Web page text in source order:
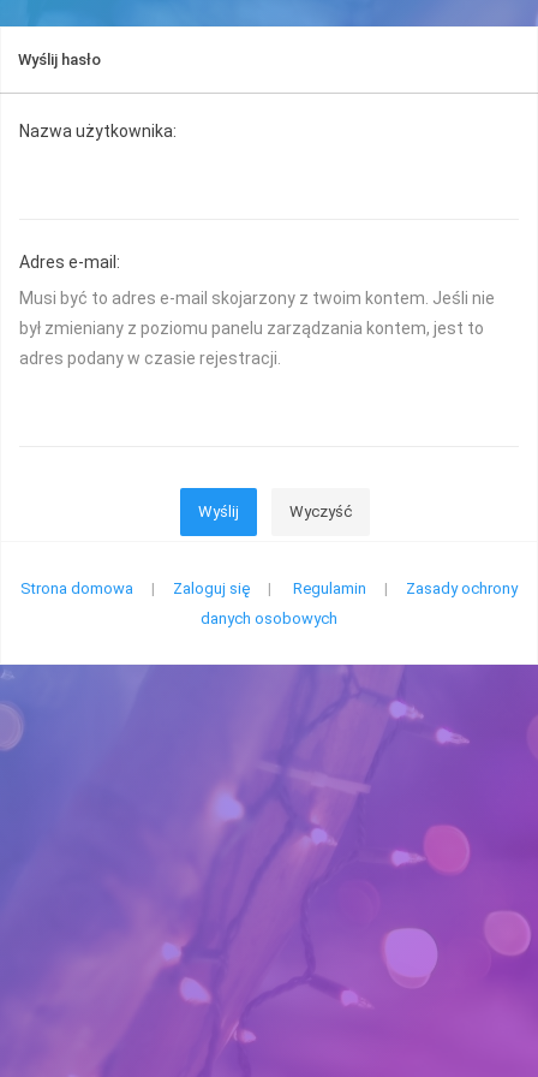
Wyślij hasło
Nazwa użytkownika:
Adres e-mail:
Musi być to adres e-mail skojarzony z twoim kontem. Jeśli nie
był zmieniany z poziomu panelu zarządzania kontem, jest to
adres podany w czasie rejestracji.
Wyślij Wyczyść
Strona domowa | Zaloguj się | Regulamin |
Zasady ochrony
danych osobowych